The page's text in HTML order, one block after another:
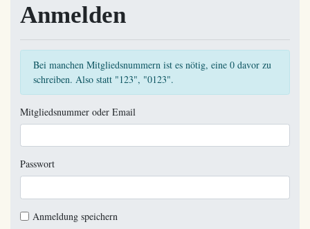
Anmelden
Bei manchen Mitgliedsnummern ist es nötig, eine 0 davor zu
schreiben. Also statt "123", "0123".
Mitgliedsnummer oder Email
Passwort
Anmeldung speichern